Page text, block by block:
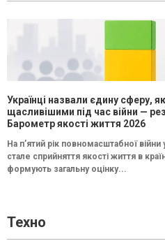
Українці назвали єдину сферу,
щасливішими під час війни —
Барометр якості життя 2026
На п’ятий рік повномасштабної війни
стале сприйняття якості життя в
формують загальну оцінку...
Техно